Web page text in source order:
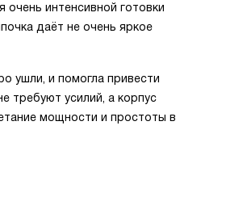
интенсивной готовки
даёт не очень яркое
ушли, и помогла привести
требуют усилий, а корпус
мощности и простоты в